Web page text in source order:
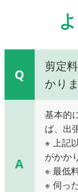
Q
剪定
かり
A
基本的
ば、出
※ 上記
がかか
※ 最低
※ 伺っ